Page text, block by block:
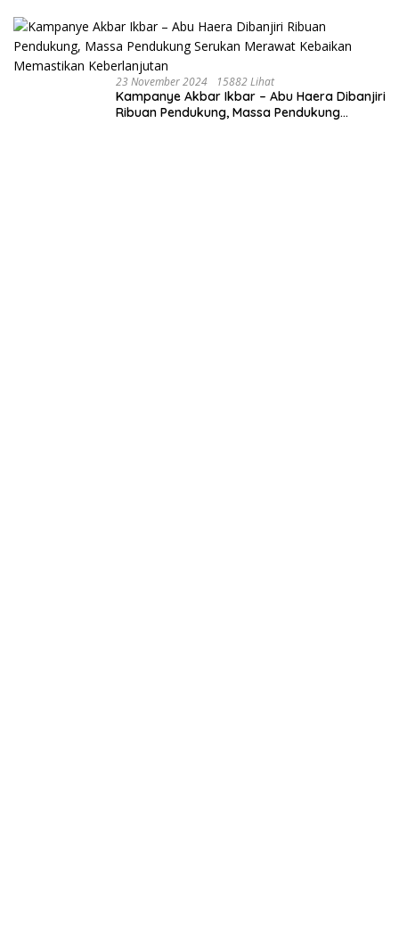
23 November 2024 15882 Lihat
Kampanye Akbar Ikbar – Abu Haera Dibanjiri
Ribuan Pendukung, Massa Pendukung